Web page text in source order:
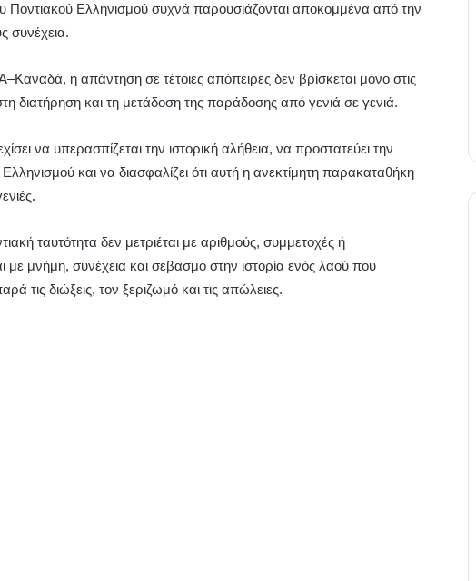
Ποντιακού Ελληνισμού συχνά παρουσιάζονται αποκομμένα από την
συνέχεια.
η απάντηση σε τέτοιες απόπειρες δεν βρίσκεται μόνο στις
διατήρηση και τη μετάδοση της παράδοσης από γενιά σε γενιά.
να υπερασπίζεται την ιστορική αλήθεια, να προστατεύει την
και να διασφαλίζει ότι αυτή η ανεκτίμητη παρακαταθήκη
ταυτότητα δεν μετριέται με αριθμούς, συμμετοχές ή
με μνήμη, συνέχεια και σεβασμό στην ιστορία ενός λαού που
τις διώξεις, τον ξεριζωμό και τις απώλειες.